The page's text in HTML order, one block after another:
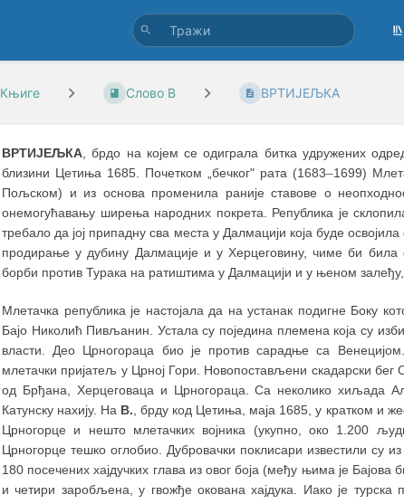
Књиге Слово В ВРТИЈЕЉКА
ВРТИЈЕЉКА, брдо на којем се одиграла битка удружених
близини Цетиња 1685. Почетком „бечког" рата (1683–1699)
Пољском) и из основа променила раније ставове о
онемогућавању ширења народних покрета. Република је
требалo дa joj припадну сва места у Далмацији која буде
продирање у дубину Далмације и у Херцеговину, чиме би била
борби против Турака на ратиштима у Далмацији и у њеном
Млетачка република је настојала да на устанак подигне Боку
Бајо Николић Пивљанин. Устала су поједина племена која су
власти. Део Црногораца био је против сарадње са
млетачки пријатељ у Црној Гори. Новопостављени скадарски бег
од Брђана, Херцеговаца и Црногораца. Са неколико хиљада
Катунску нахију. На В. , брду код Цетиња, маја 1685, у кратком и
Црногорце и нешто млетачких војника (укупно, око 1.200
Црногорце тешко оглобио. Дубровачки поклисари известили су
180 посечених хајдучких глава из овог боја (међу њима је
и четири заробљена, у гвожђе окована хајдука. Иако је